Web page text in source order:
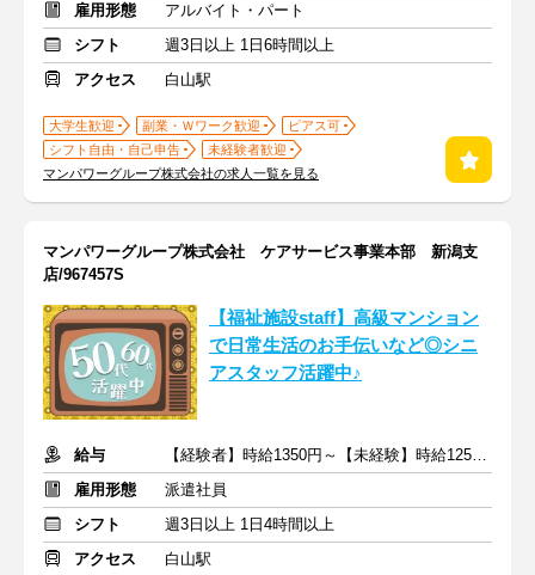
雇用形態
アルバイト・パート
シフト
週3日以上 1日6時間以上
アクセス
白山駅
大学生歓迎 副業・Ｗワーク歓迎
ピアス可
シフト自由・自己申告
未経験者歓迎
マンパワーグループ株式会社の求人一覧を見る
マンパワーグループ株式会社 ケアサービス事業本部 新潟支
店/967457S
【福祉施設staff】高級マンション
で日常生活のお手伝いなど◎シニ
アスタッフ活躍中♪
給与
【経験者】時給1350円～【未経験】時給1250円～ ※交通費全額
雇用形態
派遣社員
シフト
週3日以上 1日4時間以上
アクセス
白山駅